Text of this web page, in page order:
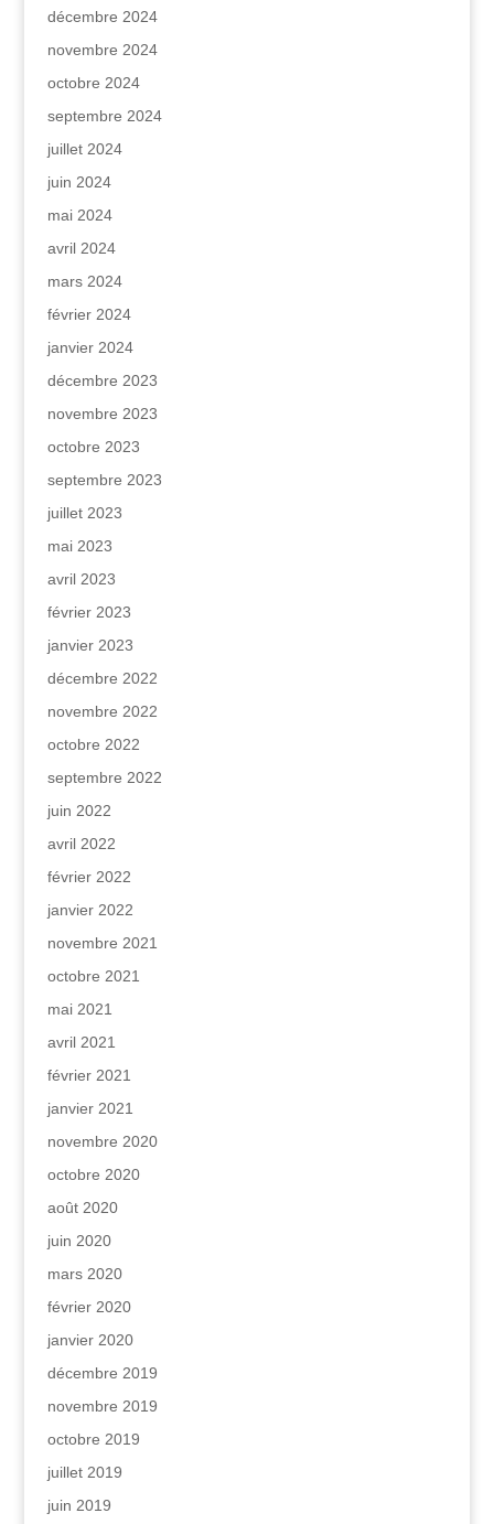
décembre 2024
novembre 2024
octobre 2024
septembre 2024
juillet 2024
juin 2024
mai 2024
avril 2024
mars 2024
février 2024
janvier 2024
décembre 2023
novembre 2023
octobre 2023
septembre 2023
juillet 2023
mai 2023
avril 2023
février 2023
janvier 2023
décembre 2022
novembre 2022
octobre 2022
septembre 2022
juin 2022
avril 2022
février 2022
janvier 2022
novembre 2021
octobre 2021
mai 2021
avril 2021
février 2021
janvier 2021
novembre 2020
octobre 2020
août 2020
juin 2020
mars 2020
février 2020
janvier 2020
décembre 2019
novembre 2019
octobre 2019
juillet 2019
juin 2019